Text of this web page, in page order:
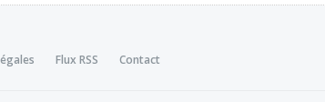
Flux RSS Contact